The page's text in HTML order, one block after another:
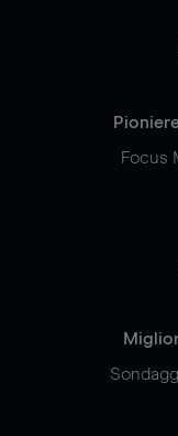
Focus